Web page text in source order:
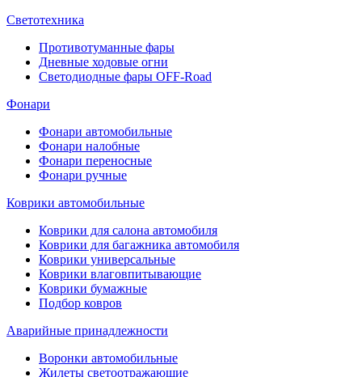
Светотехника
Противотуманные фары
Дневные ходовые огни
Светодиодные фары OFF-Road
Фонари
Фонари автомобильные
Фонари налобные
Фонари переносные
Фонари ручные
Коврики автомобильные
Коврики для салона автомобиля
Коврики для багажника автомобиля
Коврики универсальные
Коврики влаговпитывающие
Коврики бумажные
Подбор ковров
Аварийные принадлежности
Воронки автомобильные
Жилеты светоотражающие